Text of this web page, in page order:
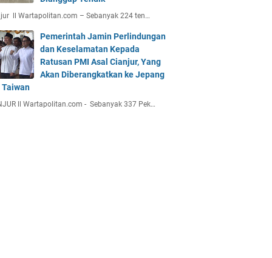
ll Wartapolitan.com – Sebanyak 224 ten…
Pemerintah Jamin Perlindungan
dan Keselamatan Kepada
Ratusan PMI Asal Cianjur, Yang
Akan Diberangkatkan ke Jepang
Taiwan
ll Wartapolitan.com - Sebanyak 337 Pek…